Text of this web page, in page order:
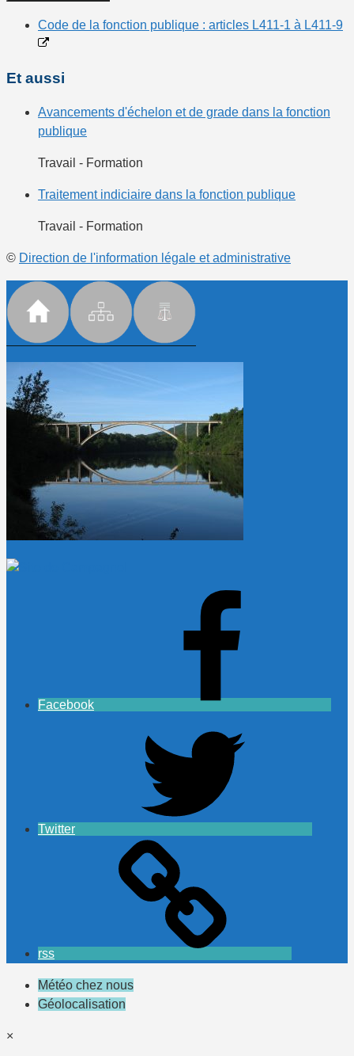
Code de la fonction publique : articles L411-1 à L411-9
Et aussi
Avancements d'échelon et de grade dans la fonction
publique
Travail - Formation
Traitement indiciaire dans la fonction publique
Travail - Formation
© Direction de l'information légale et administrative
Facebook
Twitter
rss
Météo chez nous
Géolocalisation
×